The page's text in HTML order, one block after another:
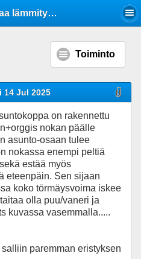
Rautalankaa lämmityksestä
Toiminto
14 Jul 2025
on rakennettu
nokan päälle
asunto-osaan tulee
nokassa enempi peltiä
estää myös
eteenpäin. Sen sijaan
koko törmäysvoima iskee
olla puu/vaneri ja
kuvassa vasemmalla.....
paremman eristyksen